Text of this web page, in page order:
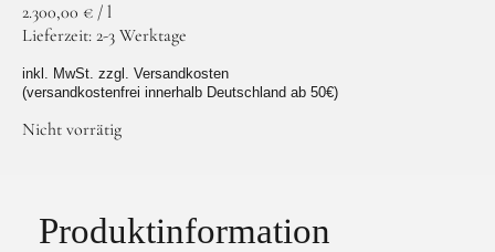
2.300,00 € / l
Lieferzeit: 2-3 Werktage
inkl. MwSt. zzgl. Versandkosten
(versandkostenfrei innerhalb Deutschland ab 50€)
Nicht vorrätig
Produktinformation